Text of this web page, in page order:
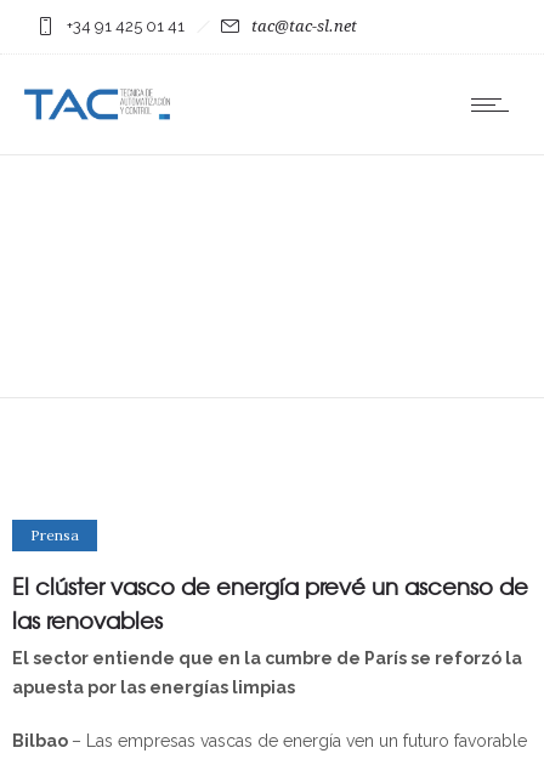
+34 91 425 01 41 tac@tac-sl.net
Prensa
El clúster vasco de energía prevé un ascenso de
las renovables
El sector entiende que en la cumbre de París se reforzó la
apuesta por las energías limpias
Bilbao – Las empresas vascas de energía ven un futuro favorable